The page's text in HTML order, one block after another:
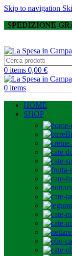
Skip to navigation
SPEDIZIONE
0 items 0,00 €
0 items
HOME
SHOP